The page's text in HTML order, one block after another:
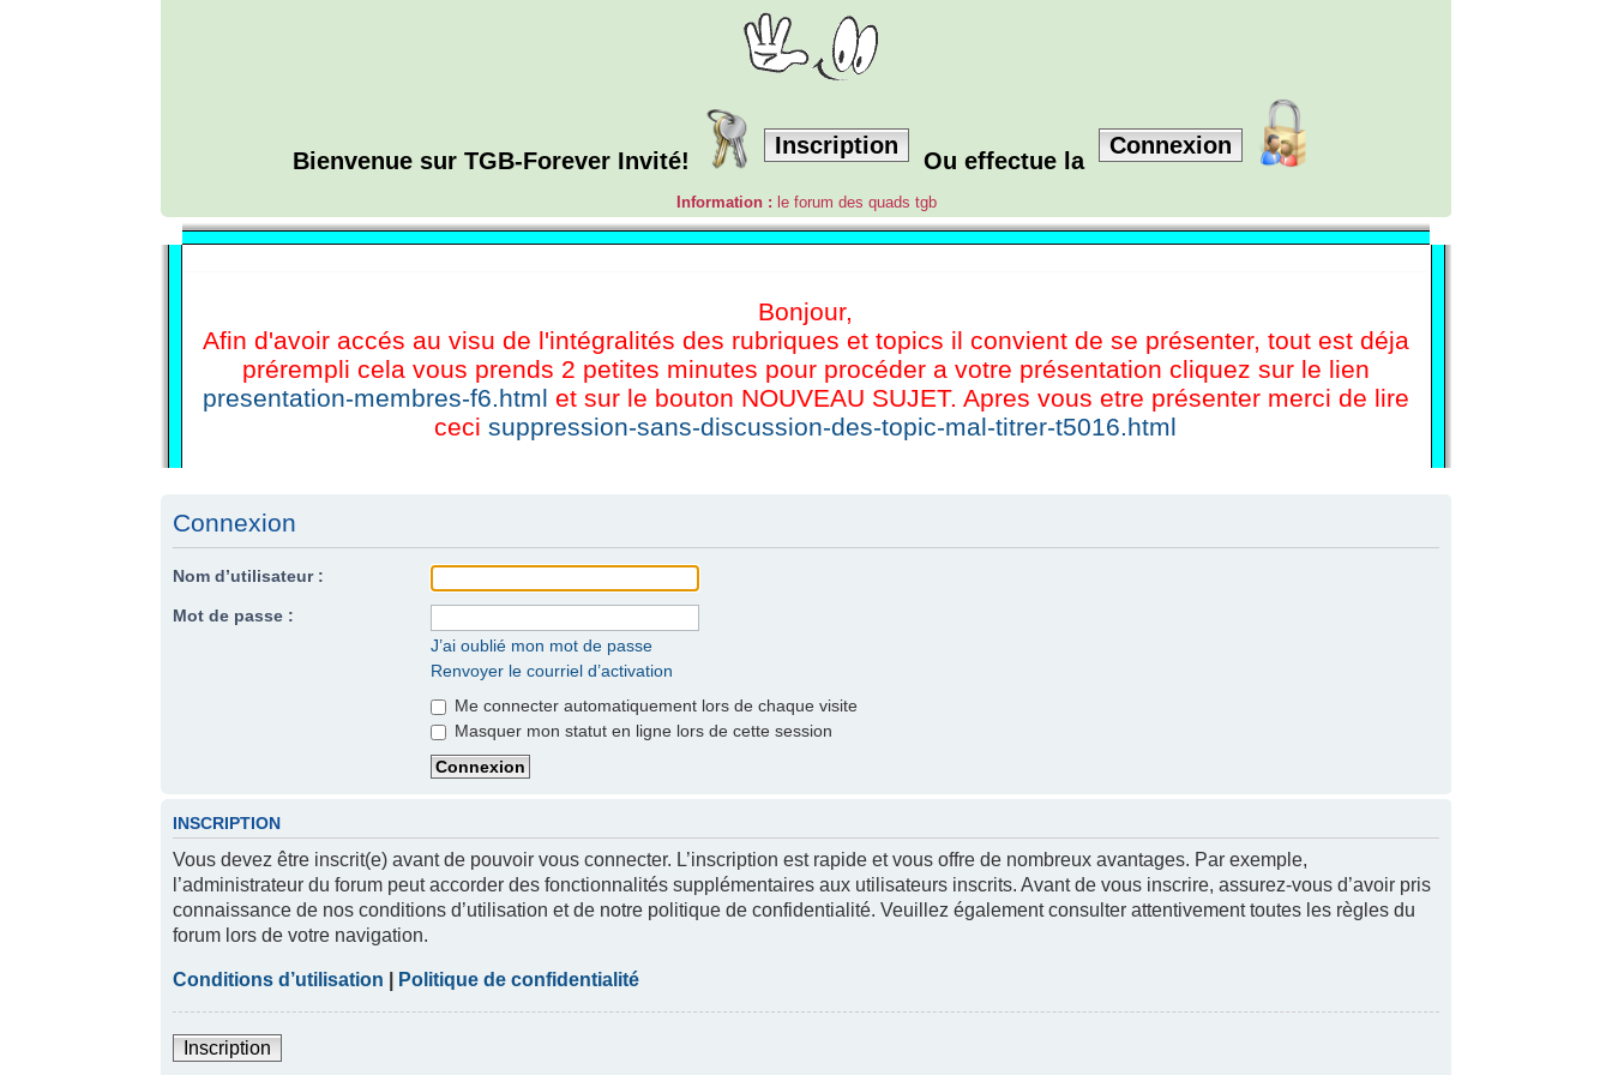
Bienvenue sur TGB-Forever Invité!
Inscription
Ou effectue la
Connexion
Information : le forum des quads tgb
Bonjour,
Afin d'avoir accés au visu de l'intégralités des rubriques et topics il convient de se présenter, tout est déja
prérempli cela vous prends 2 petites minutes pour procéder a votre présentation cliquez sur le lien
presentation-membres-f6.html et sur le bouton NOUVEAU SUJET. Apres vous etre présenter merci de lire
cecisuppression-sans-discussion-des-topic-mal-titrer-t5016.html
Connexion
Nom d’utilisateur :
Mot de passe :
J’ai oublié mon mot de passe
Renvoyer le courriel d’activation
Me connecter automatiquement lors de chaque visite
Masquer mon statut en ligne lors de cette session
INSCRIPTION
Vous devez être inscrit(e) avant de pouvoir vous connecter. L’inscription est rapide et vous offre de nombreux avantages. Par exemple,
l’administrateur du forum peut accorder des fonctionnalités supplémentaires aux utilisateurs inscrits. Avant de vous inscrire, assurez-vous d’avoir pris
connaissance de nos conditions d’utilisation et de notre politique de confidentialité. Veuillez également consulter attentivement toutes les règles du
forum lors de votre navigation.
Conditions d’utilisation Politique de confidentialité
Inscription